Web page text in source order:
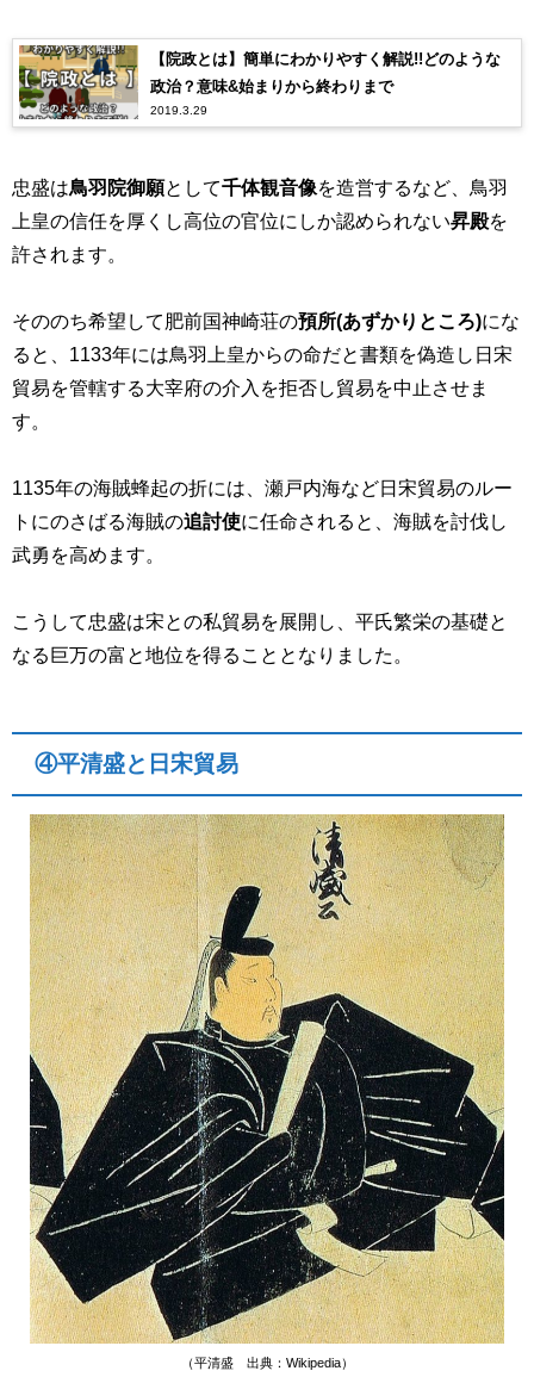
【院政とは】簡単にわかりやすく解説!!どのような
政治？意味&始まりから終わりまで
2019.3.29
忠盛は鳥羽院御願として千体観音像を造営するなど、鳥羽
上皇の信任を厚くし高位の官位にしか認められない昇殿を
許されます。
そののち希望して肥前国神崎荘の預所(あずかりところ)にな
ると、1133年には鳥羽上皇からの命だと書類を偽造し日宋
貿易を管轄する大宰府の介入を拒否し貿易を中止させま
す。
1135年の海賊蜂起の折には、瀬戸内海など日宋貿易のルー
トにのさばる海賊の追討使に任命されると、海賊を討伐し
武勇を高めます。
こうして忠盛は宋との私貿易を展開し、平氏繁栄の基礎と
なる巨万の富と地位を得ることとなりました。
④平清盛と日宋貿易
（平清盛 出典：Wikipedia）